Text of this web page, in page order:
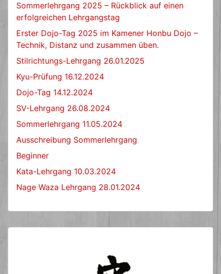
Sommerlehrgang 2025 – Rückblick auf einen
erfolgreichen Lehrgangstag
Erster Dojo-Tag 2025 im Kamener Honbu Dojo –
Technik, Distanz und zusammen üben.
Stilrichtungs-Lehrgang 26.01.2025
Kyu-Prüfung 16.12.2024
Dojo-Tag 14.12.2024
SV-Lehrgang 26.08.2024
Sommerlehrgang 11.05.2024
Ausschreibung Sommerlehrgang
Beginner
Kata-Lehrgang 10.03.2024
Nage Waza Lehrgang 28.01.2024